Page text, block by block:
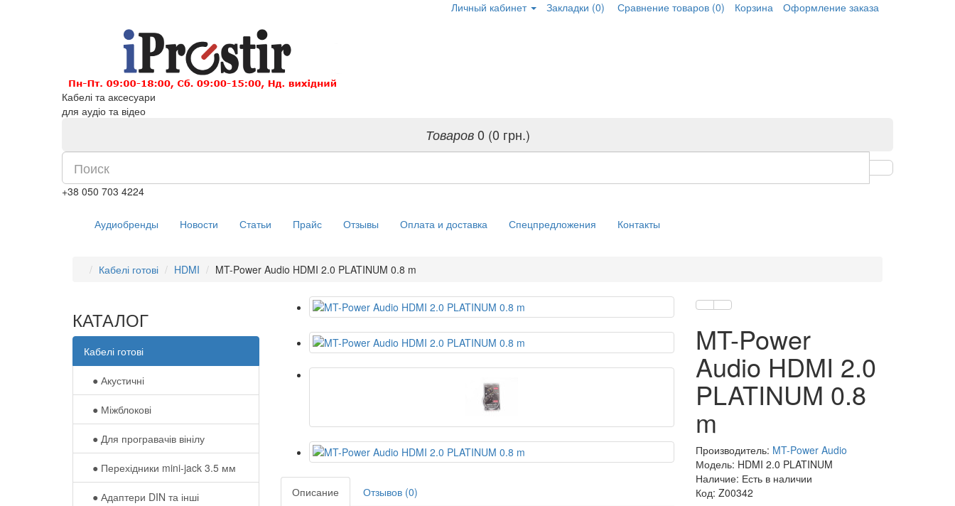
Личный кабинет Закладки (0) Сравнение товаров (0) Корзина Оформление заказа
Кабелі та аксесуари
для аудіо та відео
Товаров0 (0 грн.)
+38 050 703 4224
Аудиобренды Новости Статьи Прайс Отзывы Оплата и доставка Спецпредложения Контакты
Кабелі готові HDMI MT-Power Audio HDMI 2.0 PLATINUM 0.8 m
КАТАЛОГ
Кабелі готові
● Акустичні
● Міжблокові
● Для програвачів вінілу
● Перехідники mini-jack 3.5 мм
● Адаптери DIN та інші Описание
Отзывов (0)
MT-Power
Audio HDMI 2.0
PLATINUM 0.8
m
Производитель: MT-Power Audio
Модель: HDMI 2.0 PLATINUM
Наличие: Есть в наличии
Код: Z00342